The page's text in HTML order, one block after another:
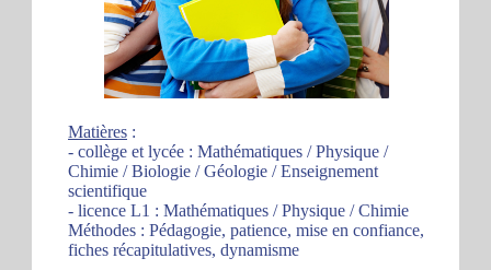
Matières :
- collège et lycée : Mathématiques / Physique /
Chimie / Biologie / Géologie / Enseignement
scientifique
- licence L1 : Mathématiques / Physique / Chimie
Méthodes : Pédagogie, patience, mise en confiance,
fiches récapitulatives, dynamisme